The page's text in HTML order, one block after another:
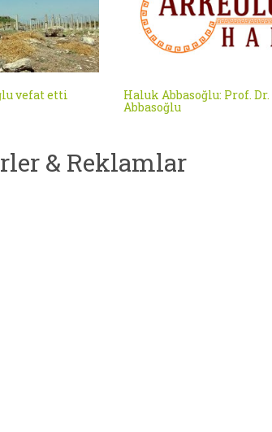
vefat etti Haluk Abbasoğlu: Prof.
Abbasoğlu
& Reklamlar